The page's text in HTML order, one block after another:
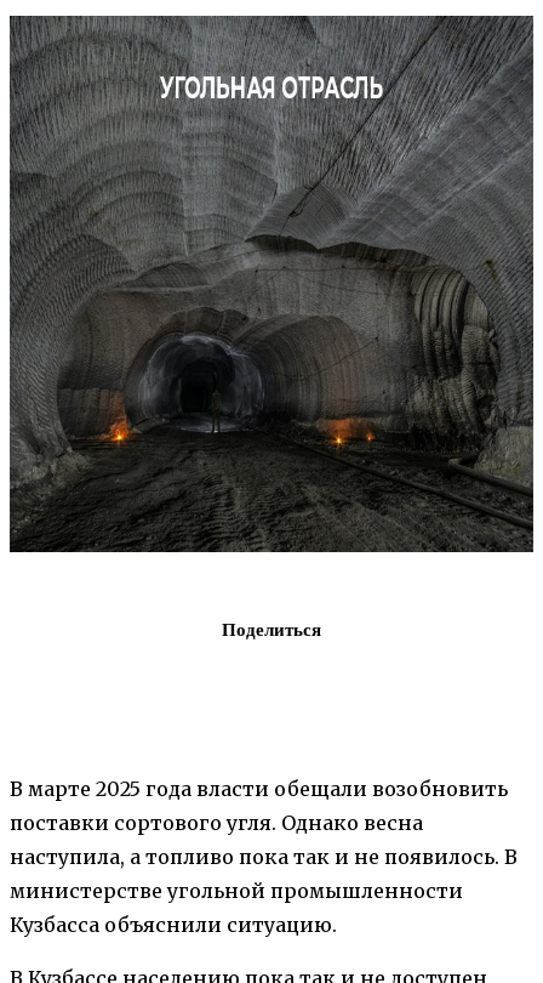
Поделиться
В марте 2025 года власти обещали возобновить
поставки сортового угля. Однако весна
наступила, а топливо пока так и не появилось. В
министерстве угольной промышленности
Кузбасса объяснили ситуацию.
В Кузбассе населению пока так и не доступен